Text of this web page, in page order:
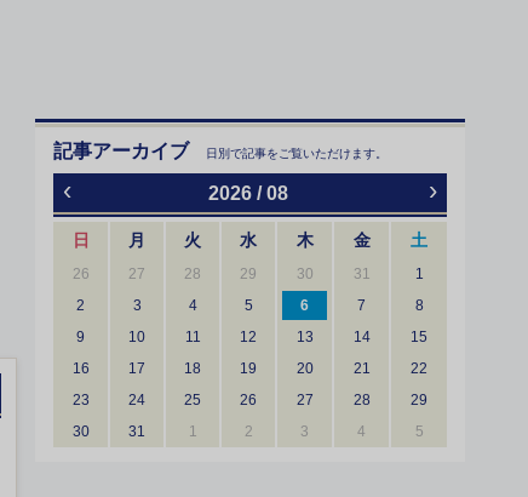
記事アーカイブ 日別で記事をご覧いただけます。
‹ 2026 / 08 ›
日 月 火 水 木 金 土
26 27 28 29 30 31
1
2
3 4 5 6 7
8
9
10 11 12 13 14
15
16
17 18 19 20 21
22
23
24 25 26 27 28
29
30
31 1 2 3 4 5